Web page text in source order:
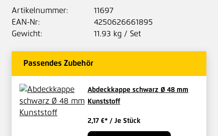
Artikelnummer:
11697
EAN-Nr:
4250626661895
Gewicht:
11.93 kg / Set
Passendes Zubehör
Abdeckkappe schwarz Ø 48 mm
Kunststoff
2,17 €* / Je Stück